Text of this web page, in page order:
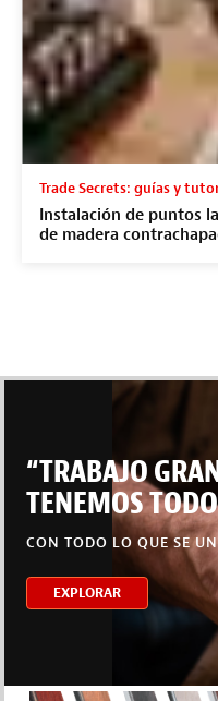
Trade Secrets: guías y
Instalación de puntos
de madera
“TRABAJO
TENEMOS
CON TODO LO QUE SE
EXPLORAR